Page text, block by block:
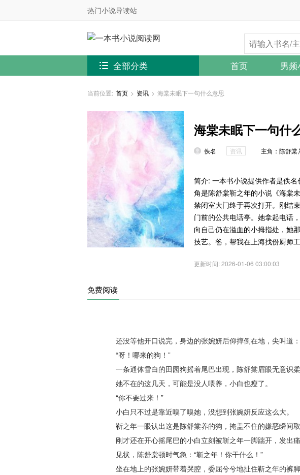
热门小说导读站
全部分类 首页 男
当前位置: 首页 > 资讯 > 海棠未眠下一句什么意思
海棠未眠下一句什
佚名 资讯 主角：陈舒棠
简介: 一本书小说提供作者是佚
角是陈舒棠靳之年的小说《海棠
禁闭室大门终于再次打开。刚结
门前的公共电话亭。她拿起电话
向自己仍在溢血的小拇指处，她
技艺。爸，帮我在上海找份厨师
更新时间: 2026-01-06 03:00:03
免费阅读
还没等他开口说完，身边的张婉妍后仰摔倒在地，尖叫道：
“呀！哪来的狗！”
一条通体雪白的田园狗摇着尾巴出现，陈舒棠眉眼无意识柔
她不在的这几天，可能是没人喂养，小白也瘦了。
“你不要过来！”
小白只不过是靠近嗅了嗅她，没想到张婉妍反应这么大。
靳之年一眼认出这是陈舒棠养的狗，掩盖不住的嫌恶瞬间取
刚才还在开心摇尾巴的小白立刻被靳之年一脚踹开，发出痛
见状，陈舒棠顿时气急：“靳之年！你干什么！”
坐在地上的张婉妍带着哭腔，委屈兮兮地扯住靳之年的裤脚